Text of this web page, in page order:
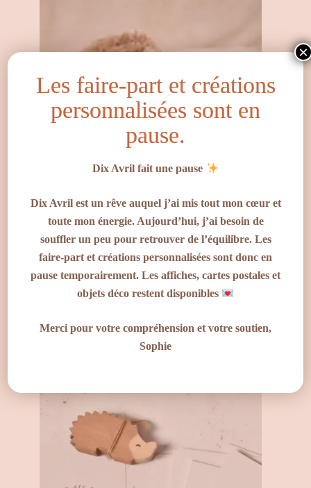
Votre panier est vide.
Go To Shop
Cartes étapes Bébé
20,00€
Les faire-part et créations
personnalisées sont en
pause.
Dix Avril fait une pause
Dix Avril est un rêve auquel j’ai mis tout mon cœur et
toute mon énergie. Aujourd’hui, j’ai besoin de
souffler un peu pour retrouver de l’équilibre. Les
faire-part et créations personnalisées sont donc en
pause temporairement. Les affiches, cartes postales et
objets déco restent disponibles
Merci pour votre compréhension et votre soutien,
Sophie
×